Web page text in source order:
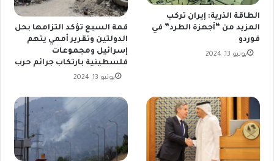
الطاقة الذرية: إيران تركب
المزيد من “أجهزة الطرد” في
فوردو
يونيو 13, 2024
قمة السبع تؤكد التزامها بحل
الدولتين وتقرير أممي يتهم
إسرائيل ومجموعات
فلسطينية بارتكاب جرائم حرب
يونيو 13, 2024